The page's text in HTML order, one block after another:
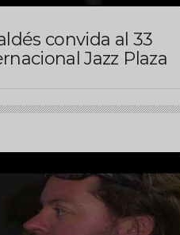
convida al 33
Jazz Plaza